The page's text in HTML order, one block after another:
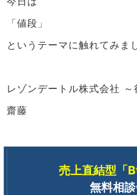
「値段」
というテーマに触れてみま
レゾンデートル株式会社 ～
齋藤
売上直結型「
無料相